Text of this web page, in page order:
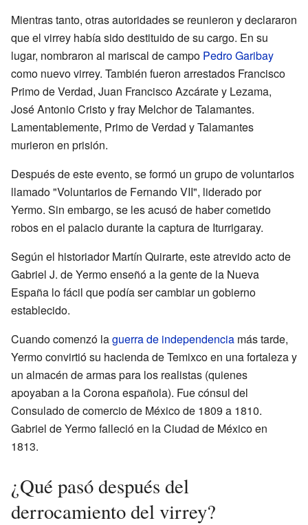
Mientras tanto, otras autoridades se reunieron y declararon
que el virrey había sido destituido de su cargo. En su
lugar, nombraron al mariscal de campo Pedro Garibay
como nuevo virrey. También fueron arrestados Francisco
Primo de Verdad, Juan Francisco Azcárate y Lezama,
José Antonio Cristo y fray Melchor de Talamantes.
Lamentablemente, Primo de Verdad y Talamantes
murieron en prisión.
Después de este evento, se formó un grupo de voluntarios
llamado "Voluntarios de Fernando VII", liderado por
Yermo. Sin embargo, se les acusó de haber cometido
robos en el palacio durante la captura de Iturrigaray.
Según el historiador Martín Quirarte, este atrevido acto de
Gabriel J. de Yermo enseñó a la gente de la Nueva
España lo fácil que podía ser cambiar un gobierno
establecido.
Cuando comenzó laguerra de independencia más tarde,
Yermo convirtió su hacienda de Temixco en una fortaleza y
un almacén de armas para los realistas (quienes
apoyaban a la Corona española). Fue cónsul del
Consulado de comercio de México de 1809 a 1810.
Gabriel de Yermo falleció en la Ciudad de México en
1813.
¿Qué pasó después del
derrocamiento del virrey?